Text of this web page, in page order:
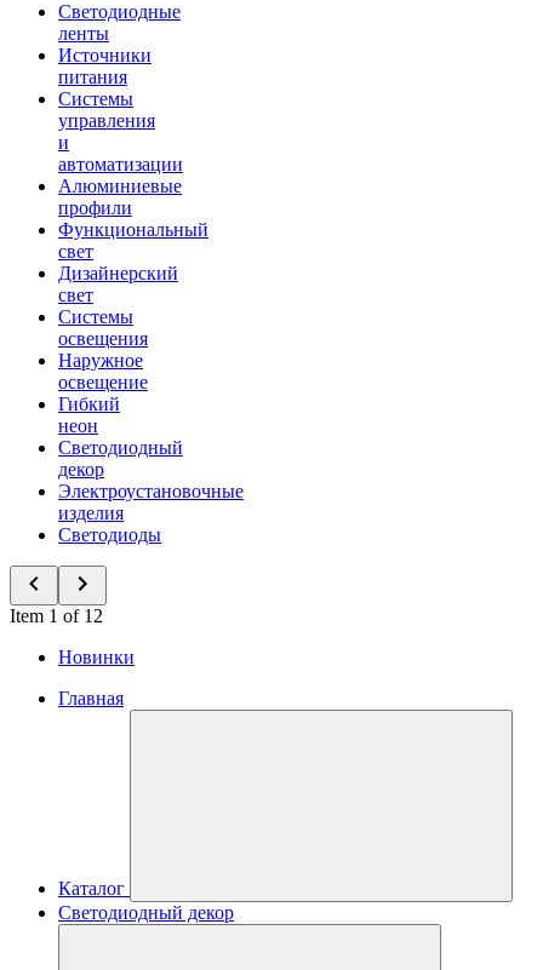
Светодиодные
ленты
Источники
питания
Системы
управления
и
автоматизации
Алюминиевые
профили
Функциональный
свет
Дизайнерский
свет
Системы
освещения
Наружное
освещение
Гибкий
неон
Светодиодный
декор
Электроустановочные
изделия
Светодиоды
Item 1 of 12
Новинки
Главная
Каталог
Светодиодный декор